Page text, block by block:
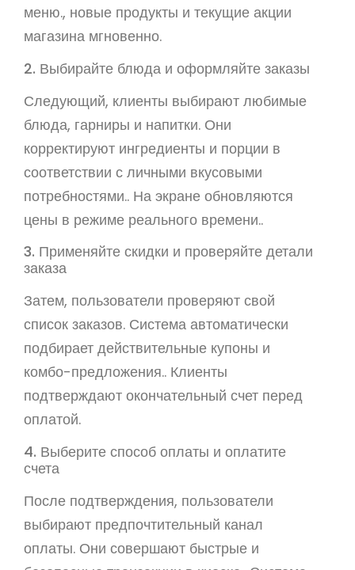
меню., новые продукты и текущие акции
магазина мгновенно.
2. Выбирайте блюда и оформляйте заказы
Следующий, клиенты выбирают любимые
блюда, гарниры и напитки. Они
корректируют ингредиенты и порции в
соответствии с личными вкусовыми
потребностями.. На экране обновляются
цены в режиме реального времени..
3. Применяйте скидки и проверяйте детали
заказа
Затем, пользователи проверяют свой
список заказов. Система автоматически
подбирает действительные купоны и
комбо-предложения.. Клиенты
подтверждают окончательный счет перед
оплатой.
4. Выберите способ оплаты и оплатите
счета
После подтверждения, пользователи
выбирают предпочтительный канал
оплаты. Они совершают быстрые и